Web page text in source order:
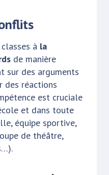
à la
de manière
sur des arguments
des réactions
est cruciale
et dans toute
équipe sportive,
de théâtre,